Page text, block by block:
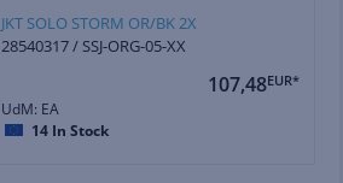
JKT SOLO STORM OR/BK 2X
28540317 / SSJ-ORG-05-XX
107,48EUR*
UdM: EA
14 In Stock